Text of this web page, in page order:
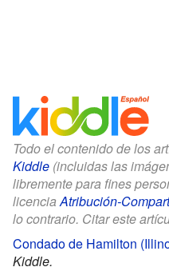
Todo el contenido de los
Kiddle (incluidas las
libremente para fines
licenciaAtribución-
lo contrario. Citar este
Condado de Hamilton
Kiddle.